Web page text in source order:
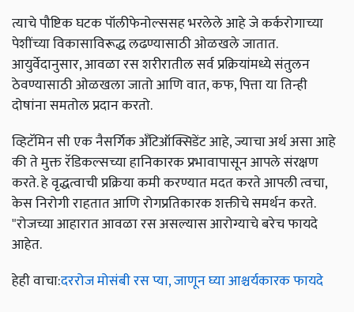
त्याचे पौष्टिक घटक पॉलीफेनोल्ससह भरलेले आहे जे कर्करोगाच्या
पेशींच्या विकासाविरूद्ध लढण्यासाठी ओळखले जातात.
आयुर्वेदानुसार, आवळा रस शरीरातील सर्व प्रक्रियांमध्ये संतुलन
ठेवण्यासाठी ओळखला जातो आणि वात, कफ, पित्ता या तिन्ही
दोषांना समतोल प्रदान करतो.
व्हिटॅमिन सी एक नैसर्गिक अँटिऑक्सिडेंट आहे, ज्याचा अर्थ असा आहे
की ते मुक्त रॅडिकल्सच्या हानिकारक प्रभावापासून आपले संरक्षण
करते. हे वृद्धत्वाची प्रक्रिया कमी करण्यात मदत करते आपली त्वचा,
केस निरोगी राहतात आणि रोगप्रतिकारक शक्तीचे समर्थन करते.
"रोजच्या आहारात आवळा रस असल्यास आरोग्याचे बरेच फायदे
आहेत.
हेही वाचा:दररोज मोसंबी रस प्या, जाणून घ्या आश्चर्यकारक फायदे